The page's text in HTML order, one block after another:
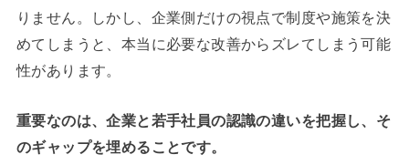
りません。しかし、企業側だけの視点で制度や施策を決
めてしまうと、本当に必要な改善からズレてしまう可能
性があります。
重要なのは、企業と若手社員の認識の違いを把握し、そ
のギャップを埋めることです。